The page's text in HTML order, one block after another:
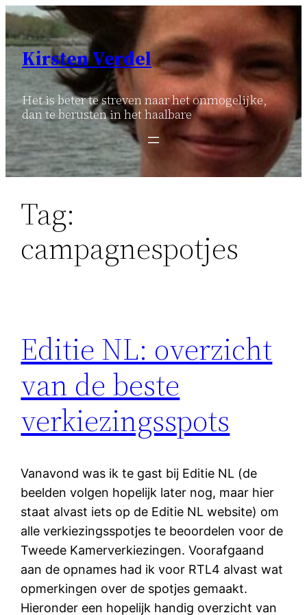
Ga
naar
inhoud
Kirsten Verdel
Het is beter te streven naar het onmogelijke,
dan te berusten in het haalbare
Tag:
campagnespotjes
Editie NL: overzicht
van de beste
verkiezingsspots
Vanavond was ik te gast bij Editie NL (de
beelden volgen hopelijk later nog, maar hier
staat alvast iets op de Editie NL website) om
alle verkiezingsspotjes te beoordelen voor de
Tweede Kamerverkiezingen. Voorafgaand
aan de opnames had ik voor RTL4 alvast wat
opmerkingen over de spotjes gemaakt.
Hieronder een hopelijk handig overzicht van